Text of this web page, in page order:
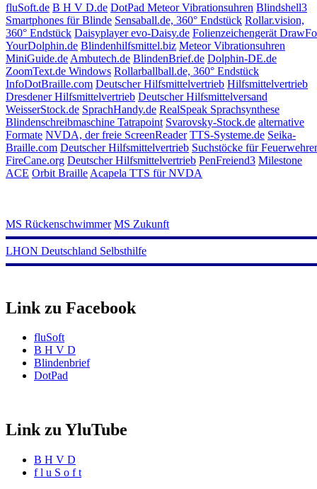
fluSoft.de B H V D.de DotPad Meteor Vibrationsuhren Blindshell3
Smartphones für Blinde Sensaball.de, 360° Endstück Rollar.vision,
360° Endstück Daisyplayer evo-Daisy.de Folienzeichengerät
YourDolphin.de Blindenhilfsmittel.biz Meteor Vibrationsuhren
MiniGuide.de Ambutech.de BlindenBrief.de Dolphin-DE.de
ZoomText.de Windows Rollarballball.de, 360° Endstück
InfoDotBraille.com Deutscher Hilfsmittelvertrieb Hilfsmittelvertrieb
Dresdener Hilfsmittelvertrieb Deutscher Hilfsmittelversand
WeisserStock.de SprachHandy.de RealSpeak Sprachsynthese
Blindenschreibmaschine Tatrapoint Svarovsky-Stock.de alternative
Formate NVDA, der freie ScreenReader TTS-Systeme.de Seika-
Braille.com Deutscher Hilfsmittelvertrieb Suchstöcke für
FireCane.org Deutscher Hilfsmittelvertrieb PenFreiend3 Milestone
ACE Orbit Braille Acapela TTS für NVDA
MS Rückenschwimmer MS Zukunft
LHON Deutschland Selbsthilfe
Link zu Facebook
fluSoft
B H V D
Blindenbrief
DotPad
Link zu YluTube
B H V D
f l u S o f t